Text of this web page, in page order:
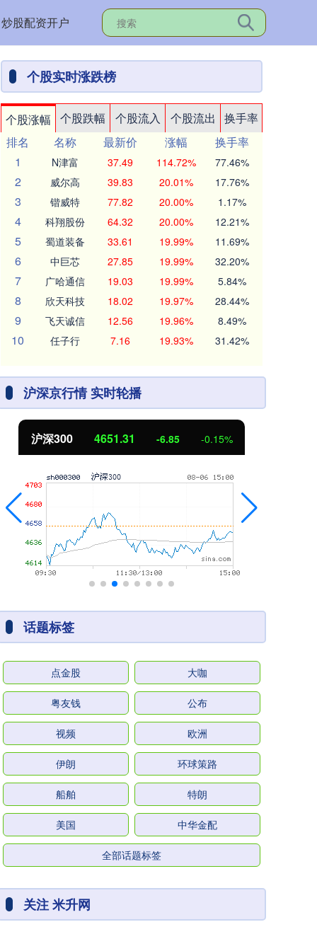
炒股配资开户
个股实时涨跌榜
个股涨幅 个股跌幅 个股流入 个股流出
换手率
排名
名称 最新价 涨幅
换手率
1
N津富 37.49 114.72% 77.46%
2 威尔高 39.83 20.01% 17.76%
3 锴威特 77.82 20.00% 1.17%
4 科翔股份 64.32 20.00% 12.21%
5 蜀道装备 33.61 19.99% 11.69%
6 中巨芯 27.85 19.99% 32.20%
7 广哈通信 19.03 19.99% 5.84%
8 欣天科技 18.02 19.97% 28.44%
9 飞天诚信 12.56 19.96% 8.49%
10 任子行 7.16 19.93% 31.42%
沪深京行情 实时轮播
北证50 1122.88 3.42 0.30%
话题标签
点金股 大咖
粤友钱 公布
视频 欧洲
伊朗 环球策路
船舶 特朗
美国 中华金配
全部话题标签
关注 米升网